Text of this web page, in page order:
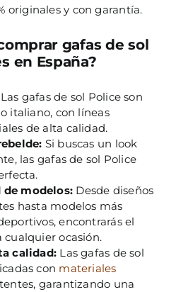
originales y con garantía.
gafas de sol
en España?
Las gafas de sol Police son
italiano, con líneas
de alta calidad.
Si buscas un look
las gafas de sol Police
modelos: Desde diseños
hasta modelos más
encontrarás el
cualquier ocasión.
calidad: Las gafas de sol
con materiales
garantizando una